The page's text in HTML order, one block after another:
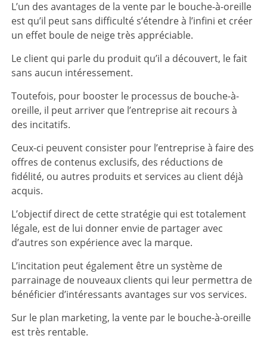
L’un des avantages de la vente par le bouche-à-oreille
est qu’il peut sans difficulté s’étendre à l’infini et créer
un effet boule de neige très appréciable.
Le client qui parle du produit qu’il a découvert, le fait
sans aucun intéressement.
Toutefois, pour booster le processus de bouche-à-
oreille, il peut arriver que l’entreprise ait recours à
des incitatifs.
Ceux-ci peuvent consister pour l’entreprise à faire des
offres de contenus exclusifs, des réductions de
fidélité, ou autres produits et services au client déjà
acquis.
L’objectif direct de cette stratégie qui est totalement
légale, est de lui donner envie de partager avec
d’autres son expérience avec la marque.
L’incitation peut également être un système de
parrainage de nouveaux clients qui leur permettra de
bénéficier d’intéressants avantages sur vos services.
Sur le plan marketing, la vente par le bouche-à-oreille
est très rentable.